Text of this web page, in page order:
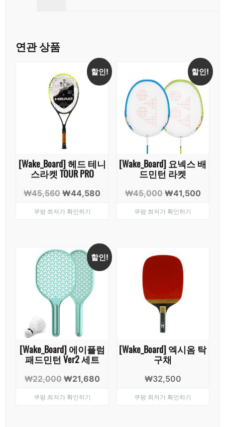
연관 상품
할인!
[Wake_Board] 헤드 테니
스라켓 TOUR PRO
₩45,560 원
가
₩44,580
쿠팡 최저가 확인하기
할인!
[Wake_Board] 요넥스 배
드민턴 라켓
₩45,000 원
가
₩41,500현
쿠팡 최저가 확인하기
할인!
[Wake_Board] 에이플럼
패드민턴 Ver2 세트
₩22,000 원
가
₩21,680현
쿠팡 최저가 확인하기
[Wake_Board] 엑시옴 탁
구채
₩32,500
쿠팡 최저가 확인하기